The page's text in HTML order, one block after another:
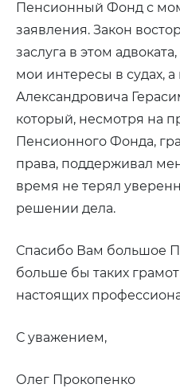
Пенсионный Фонд с
заявления. Закон
заслуга в этом
мои интересы в судах,
Александровича
который, несмотря на
Пенсионного Фонда,
права, поддерживал
время не терял
решении дела.
Спасибо Вам большое
больше бы таких
настоящих
С уважением,
Олег Прокопенко